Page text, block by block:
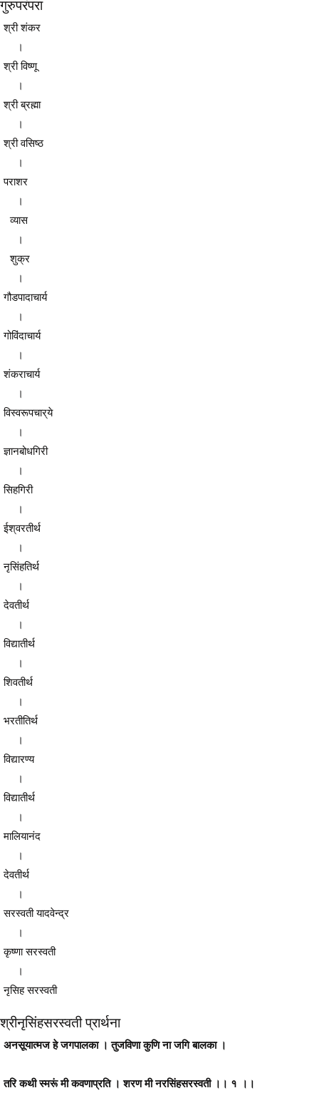
गुरुपरंपरा
श्री शंकर
।
श्री विष्णू
।
श्री ब्रह्मा
।
श्री वसिष्ठ
।
पराशर
।
व्यास
।
शुक्र
।
गौडपादाचार्य
।
गोविंदाचार्य
।
शंकराचार्य
।
विस्वरूपचार्ये
।
ज्ञानबोधगिरी
।
सिहगिरी
।
ईश्वरतीर्थ
।
नृसिंहतिर्थ
।
देवतीर्थ
।
विद्यातीर्थ
।
शिवतीर्थ
।
भरतीतिर्थ
।
विद्यारण्य
।
विद्यातीर्थ
।
मालियानंद
।
देवतीर्थ
।
सरस्वती यादवेन्द्र
।
कृष्णा सरस्वती
।
नृसिह सरस्वती
श्रीनृसिंहसरस्वती प्रार्थना
अनसूयात्मज हे जगपालका । तुजविणा कुणि ना जगि बालका ।
तरि कथी स्मरूं मी कवणाप्रति । शरण मी नरसिंहसरस्वती ।। १ ।।